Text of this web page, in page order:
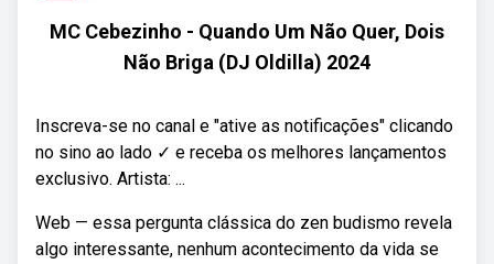
MC Cebezinho - Quando Um Não Quer, Dois
Não Briga (DJ Oldilla) 2024
Inscreva-se no canal e "ative as notificações" clicando
no sino ao lado ✓ e receba os melhores lançamentos
exclusivo. Artista: ...
Web — essa pergunta clássica do zen budismo revela
algo interessante, nenhum acontecimento da vida se